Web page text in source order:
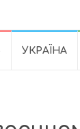
УКРАЇНА